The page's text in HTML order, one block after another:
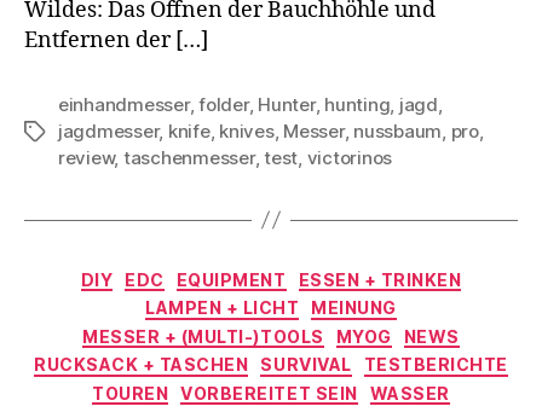
Wildes: Das Öffnen der Bauchhöhle und
Entfernen der […]
Schlagwörter
einhandmesser,folder, Hunter, hunting jagd
jagdmesser, knife, knives, Messer, nussbaum pro,
review, taschenmesser,test victorinos
Kategorien
DIY EDC EQUIPMENT
ESSEN + TRINKEN
LAMPEN + LICHT
MEINUNG
MESSER + (MULTI-)TOOLS
MYOG
NEWS
RUCKSACK + TASCHEN
SURVIVAL
TESTBERICHTE
TOUREN
VORBEREITET SEIN
WASSER